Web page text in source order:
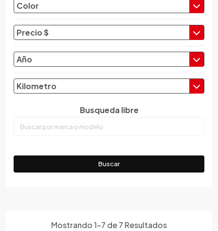
Color
Precio $
Año
Kilometro
Busqueda libre
Buscar
Mostrando1-7 de7 Resultados